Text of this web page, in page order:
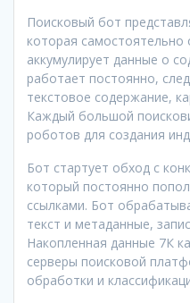
Поисковый бот
которая
аккумулирует данные о
работает постоянно,
текстовое содержание,
Каждый большой
роботов для создания
Бот стартует обход с
который постоянно
ссылками. Бот
текст и метаданные,
Накопленная данные 7К
серверы поисковой
обработки и